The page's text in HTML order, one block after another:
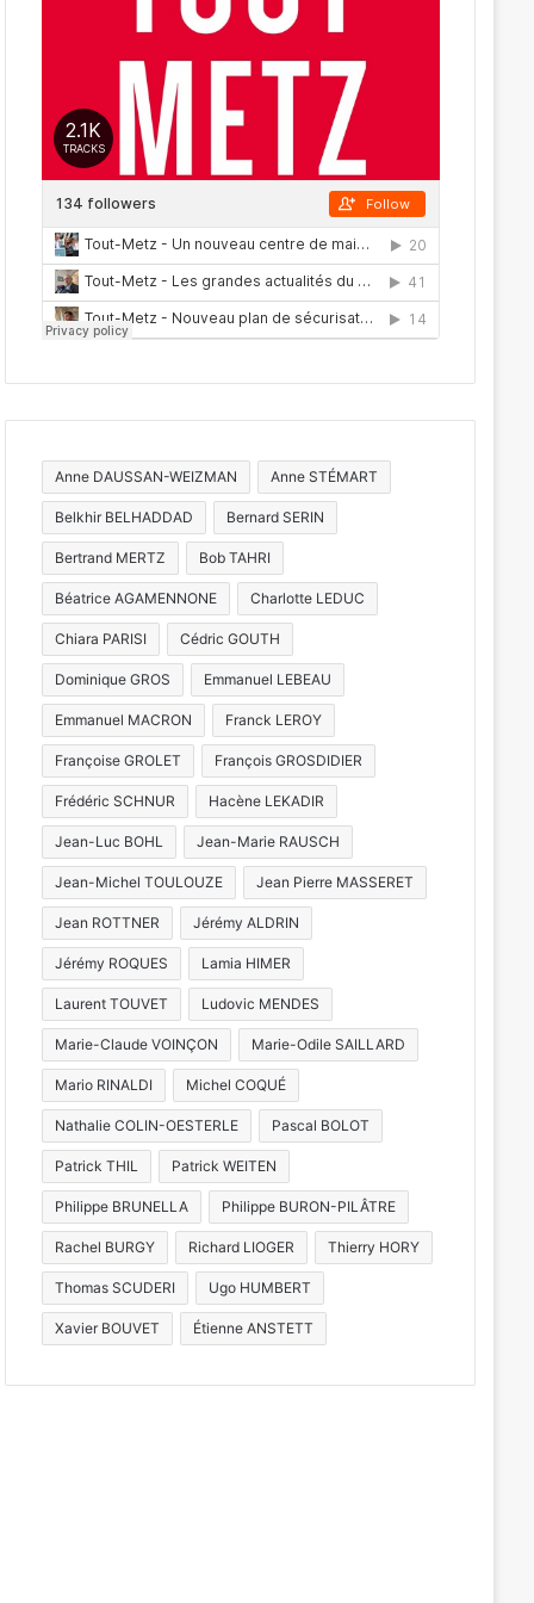
Anne DAUSSAN-WEIZMAN Anne STÉMART
Belkhir BELHADDAD Bernard SERIN
Bertrand MERTZ Bob TAHRI
Béatrice AGAMENNONE Charlotte LEDUC
Chiara PARISI Cédric GOUTH
Dominique GROS Emmanuel LEBEAU
Emmanuel MACRON Franck LEROY
Françoise GROLET François GROSDIDIER
Frédéric SCHNUR Hacène LEKADIR
Jean-Luc BOHL Jean-Marie RAUSCH
Jean-Michel TOULOUZE Jean Pierre MASSERET
Jean ROTTNER Jérémy ALDRIN
Jérémy ROQUES Lamia HIMER
Laurent TOUVET Ludovic MENDES
Marie-Claude VOINÇON Marie-Odile SAILLARD
Mario RINALDI Michel COQUÉ
Nathalie COLIN-OESTERLE Pascal BOLOT
Patrick THIL Patrick WEITEN
Philippe BRUNELLA Philippe BURON-PILÂTRE
Rachel BURGY Richard LIOGER Thierry HORY
Thomas SCUDERI Ugo HUMBERT
Xavier BOUVET Étienne ANSTETT